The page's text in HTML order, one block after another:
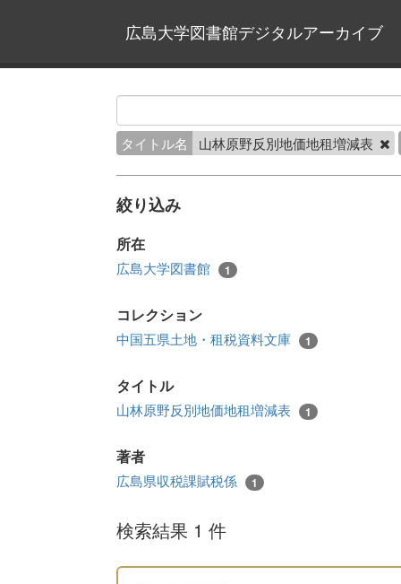
広島大学図書館デジタルアーカイブ
タイトル名 山林原野反別地価地租増減表
絞り込み
所在
広島大学図書館 1
コレクション
中国五県土地・租税資料文庫 1
タイトル
山林原野反別地価地租増減表 1
著者
広島県収税課賦税係 1
検索結果 1 件